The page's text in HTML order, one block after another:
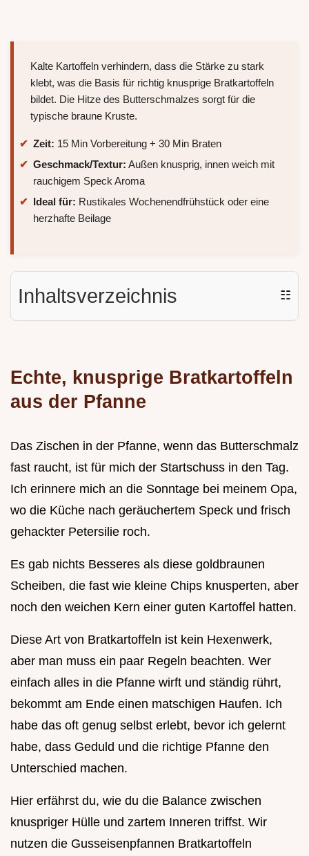
Kalte Kartoffeln verhindern, dass die Stärke zu stark
klebt, was die Basis für richtig knusprige Bratkartoffeln
bildet. Die Hitze des Butterschmalzes sorgt für die
typische braune Kruste.
Zeit: 15 Min Vorbereitung + 30 Min Braten
Geschmack/Textur: Außen knusprig, innen weich mit
rauchigem Speck Aroma
Ideal für: Rustikales Wochenendfrühstück oder eine
herzhafte Beilage
Inhaltsverzeichnis ☷
Echte, knusprige Bratkartoffeln
aus der Pfanne
Das Zischen in der Pfanne, wenn das Butterschmalz
fast raucht, ist für mich der Startschuss in den Tag.
Ich erinnere mich an die Sonntage bei meinem Opa,
wo die Küche nach geräuchertem Speck und frisch
gehackter Petersilie roch.
Es gab nichts Besseres als diese goldbraunen
Scheiben, die fast wie kleine Chips knusperten, aber
noch den weichen Kern einer guten Kartoffel hatten.
Diese Art von Bratkartoffeln ist kein Hexenwerk,
aber man muss ein paar Regeln beachten. Wer
einfach alles in die Pfanne wirft und ständig rührt,
bekommt am Ende einen matschigen Haufen. Ich
habe das oft genug selbst erlebt, bevor ich gelernt
habe, dass Geduld und die richtige Pfanne den
Unterschied machen.
Hier erfährst du, wie du die Balance zwischen
knuspriger Hülle und zartem Inneren triffst. Wir
nutzen die Gusseisenpfannen Bratkartoffeln